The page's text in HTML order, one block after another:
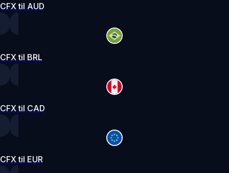
CFX til AUD
CFX til BRL
CFX til CAD
CFX til EUR